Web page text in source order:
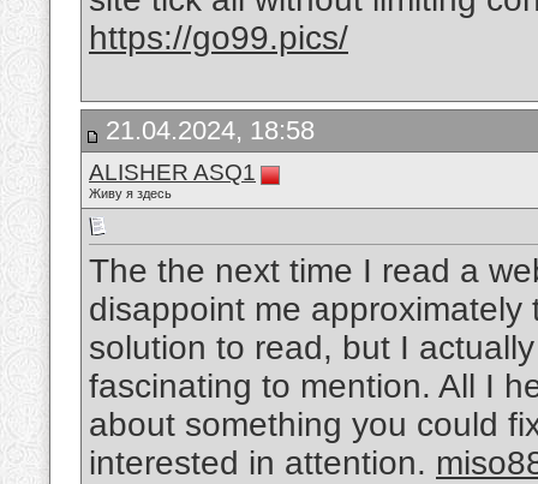
https://go99.pics/
21.04.2024, 18:58
ALISHER ASQ1
Живу я здесь
The the next time I read a
disappoint me
solution to read, but I
fascinating to mention. All I
about something you could
interested in attention.